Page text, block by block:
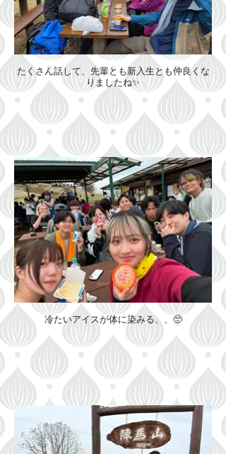
たくさん話して、先輩とも新入生とも仲良くな
りましたね✨
冷たいアイスが体に染みる、、🥺